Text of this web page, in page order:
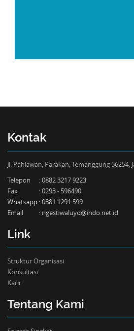
Kontak
Jl. Pahlawan, Parakan, Temanggung 56254,
Telepon
:0882 3217 9223
Fax
:0293 - 596490
Whatsapp :0881 1291 599
Email
: ngestiwaluyo@indo.net.id
Link
Struktur Organisasi
Konsultasi
Karir
Tentang Kami